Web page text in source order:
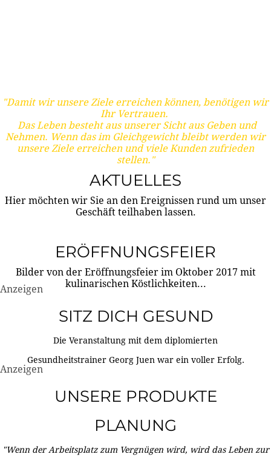
"Damit wir unsere Ziele erreichen können, benötigen wir
Ihr Vertrauen.
Das Leben besteht aus unserer Sicht aus Geben und
Nehmen. Wenn das im Gleichgewicht bleibt werden wir
unsere Ziele erreichen und viele Kunden zufrieden
stellen."
AKTUELLES
Hier möchten wir Sie an den Ereignissen rund um unser
Geschäft teilhaben lassen.
ERÖFFNUNGSFEIER
Bilder von der Eröffnungsfeier im Oktober 2017 mit
kulinarischen Köstlichkeiten...
Anzeigen
SITZ DICH GESUND
Die Veranstaltung mit dem diplomierten
Gesundheitstrainer Georg Juen war ein voller Erfolg.
Anzeigen
UNSERE PRODUKTE
PLANUNG
"Wenn der Arbeitsplatz zum Vergnügen wird, wird das Leben zur